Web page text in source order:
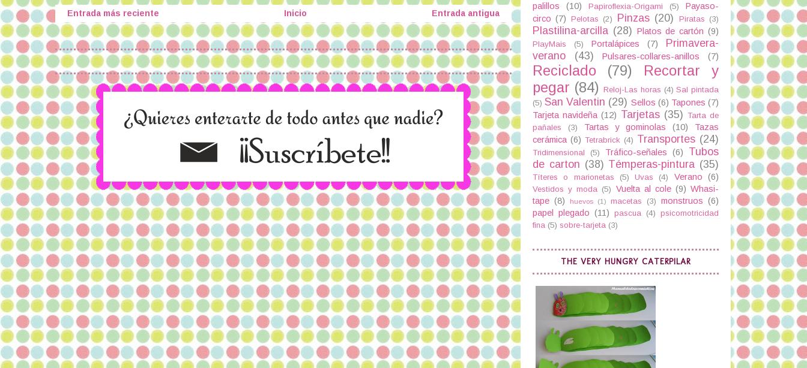
Entrada más reciente Entrada antigua
Inicio
palillos
(10) Papiroflexia-Origami (5)
Payaso-
circo (7) Pelotas (2) Pinzas (20) Piratas (3)
Plastilina-arcilla (28) Platos de cartón (9)
PlayMais (5) Portalápices (7)
Primavera-
verano
(43) Pulsares-collares-anillos (7)
Reciclado (79)
Recortar y
pegar (84) Reloj-Las horas (4) Sal pintada
(5) San Valentin (29) Sellos (6) Tapones (7)
Tarjeta navideña (12) Tarjetas (35) Tarta de
pañales
(3) Tartas y gominolas (10)
Tazas
cerámica (6) Tetrabrick (4) Transportes (24)
Tridimensional (5) Tráfico-señales (6)
Tubos
de carton (38) Témperas-pintura (35)
Títeres o marionetas (5) Uvas (4) Verano (6)
Vestidos y moda (5) Vuelta al cole (9) Whasi-
tape (8) huevos (1) macetas (3) monstruos (6)
papel plegado (11) pascua (4) psicomotricidad
fina (5) sobre-tarjeta (3)
THE VERY HUNGRY CATERPILAR